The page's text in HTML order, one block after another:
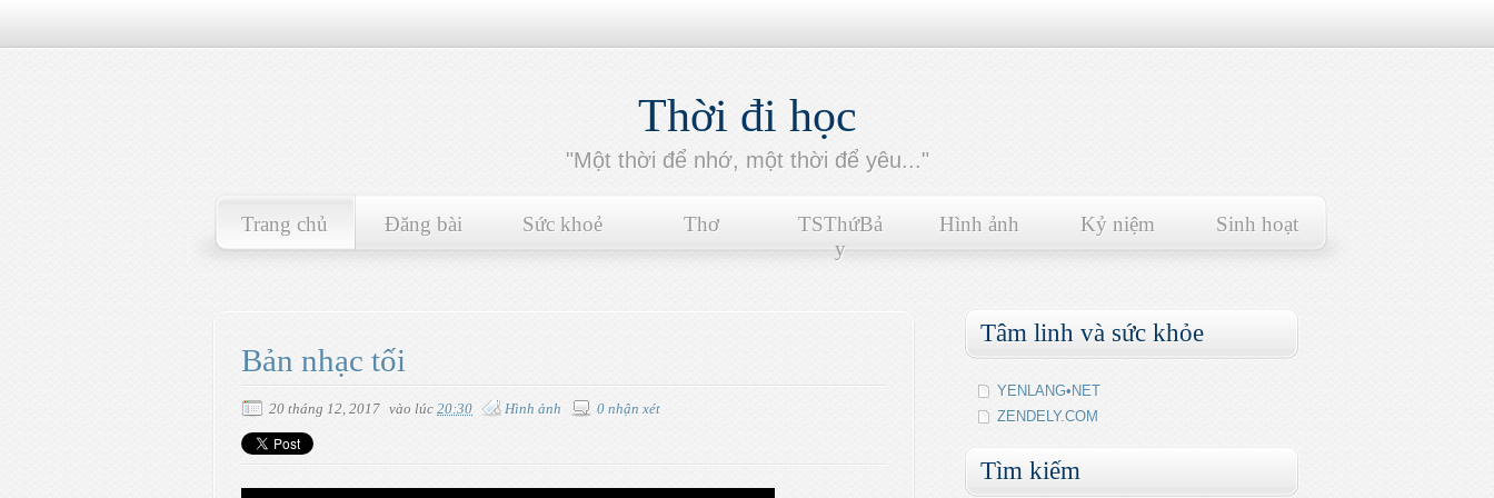
Thời đi học
"Một thời để nhớ, một thời để yêu..."
Trang chủ Đăng bài Sức khoẻ Thơ
TSThứBả
y
Hình ảnh Kỷ niệm Sinh hoạt
Bản nhạc tối
20 tháng 12, 2017 vào lúc 20:30 Hình ảnh 0 nhận xét
Tâm linh và sức khỏe
YENLANG•NET
ZENDELY.COM
Tìm kiếm